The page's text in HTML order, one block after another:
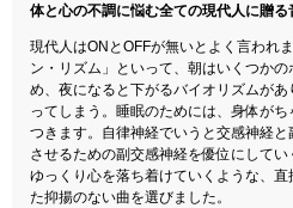
体と心の不調に悩む全ての現代人に贈る
現代人はONとOFFが無いとよく言われ
ン・リズム」といって、朝はいくつか
め、夜になると下がるバイオリズムが
ってしまう。睡眠のためには、身体が
つきます。自律神経でいうと交感神経
させるための副交感神経を優位にして
ゆっくり心を落ち着けていくような、
た抑揚のない曲を選びました。